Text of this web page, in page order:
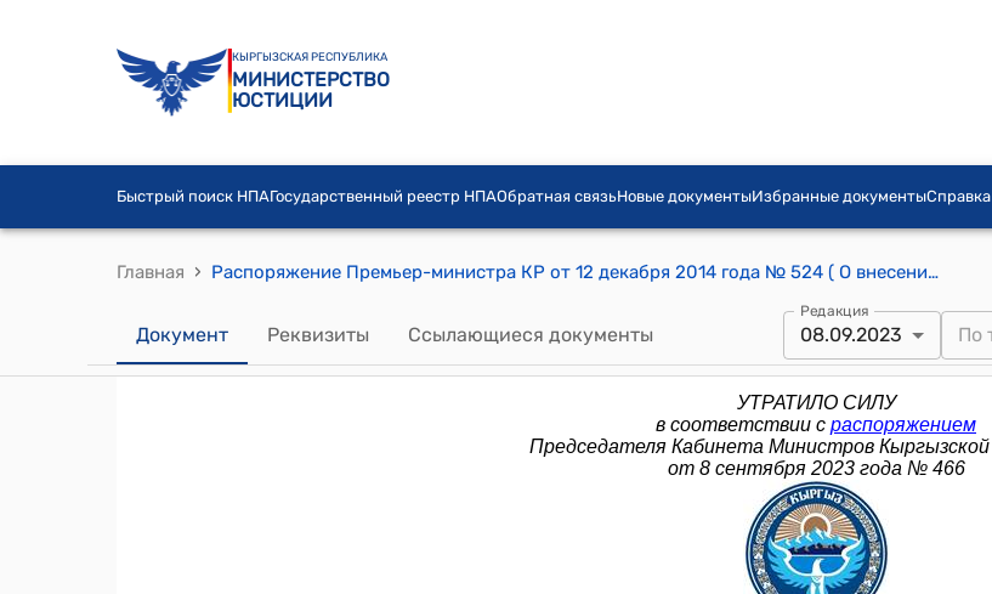
КЫРГЫЗСКАЯ РЕСПУБЛИКА
МИНИСТЕРСТВО
ЮСТИЦИИ
Быстрый поиск НПАГосударственный реестр НПАОбратная связьНовые документыИзбранные документыСправка
Главная › Распоряжение Премьер-министра КР от 12 декабря 2014 года № 524 ( О внесении изменения в распоряжение Премьер-министра КР от 12 декабря 2014 года № 524)
Документ Реквизиты Ссылающиеся документы
Редакция
08.09.2023